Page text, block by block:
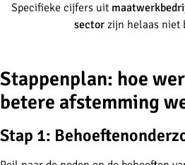
Specifieke cijfers uit
sectorzijn helaas niet
Stappenplan: hoe
betere afstemming
Stap 1: